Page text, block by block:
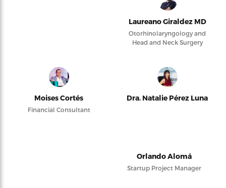
Laureano Giraldez MD
Otorhinolaryngology and
Head and Neck Surgery
Moises Cortés
Financial Consultant
Dra. Natalie Pérez Luna
Orlando Alomá
Startup Project Manager